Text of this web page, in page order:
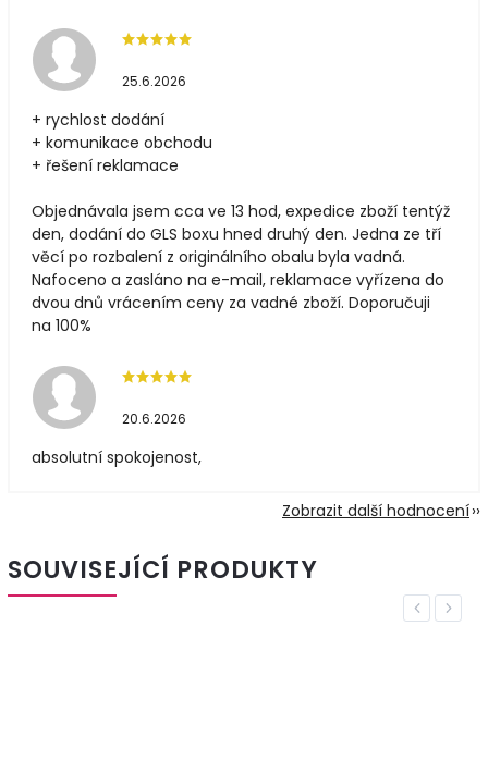
25.6.2026
+ rychlost dodání
+ komunikace obchodu
+ řešení reklamace
Objednávala jsem cca ve 13 hod, expedice zboží tentýž
den, dodání do GLS boxu hned druhý den. Jedna ze tří
věcí po rozbalení z originálního obalu byla vadná.
Nafoceno a zasláno na e-mail, reklamace vyřízena do
dvou dnů vrácením ceny za vadné zboží. Doporučuji
na 100%
20.6.2026
absolutní spokojenost,
Zobrazit další hodnocení
SOUVISEJÍCÍ PRODUKTY
Previous
Next